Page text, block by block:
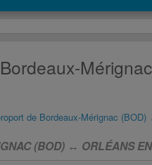
de Bordeaux-Mérignac (BOD)
(BOD) ↔ ORLÉANS